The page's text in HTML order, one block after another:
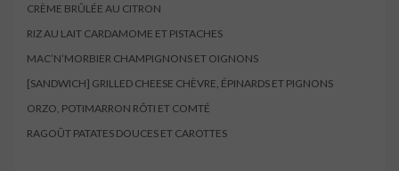
CRÈME BRÛLÉE AU CITRON
RIZ AU LAIT CARDAMOME ET PISTACHES
MAC’N’MORBIER CHAMPIGNONS ET OIGNONS
[SANDWICH] GRILLED CHEESE CHÈVRE, ÉPINARDS ET PIGNONS
ORZO, POTIMARRON RÔTI ET COMTÉ
RAGOÛT PATATES DOUCES ET CAROTTES